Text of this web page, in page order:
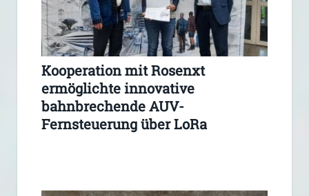
Kooperation mit Rosenxt
ermöglichte innovative
bahnbrechende AUV-
Fernsteuerung über LoRa